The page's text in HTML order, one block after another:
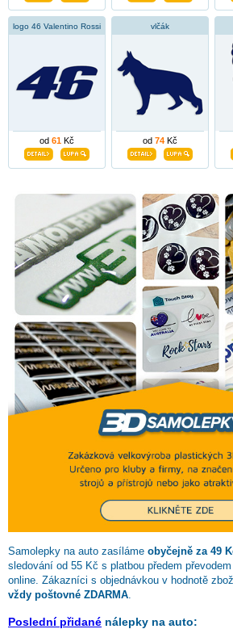
logo 46 Valentino Rossi
od 61 Kč
vlčák
od 74 Kč
Samolepky na auto zasíláme obyčejně za 49
sledování od 55 Kč s platbou předem
online. Zákazníci s objednávkou v hodnotě
vždy poštovné ZDARMA
Poslední přidané nálepky na auto: